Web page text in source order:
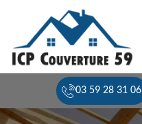
03 59 28 31 06